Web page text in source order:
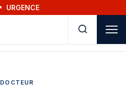
URGENCE
DOCTEUR